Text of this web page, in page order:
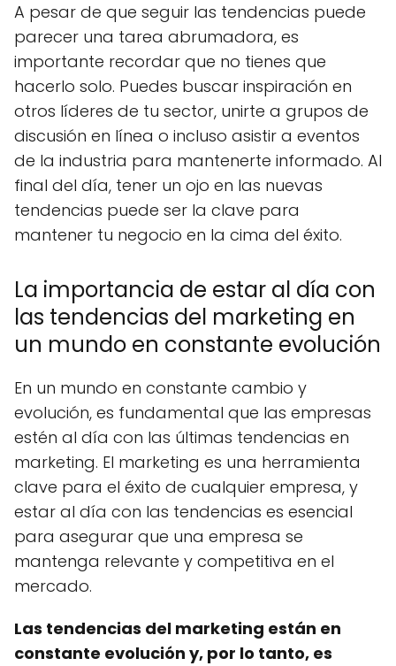
A pesar de que seguir las tendencias puede
parecer una tarea abrumadora, es
importante recordar que no tienes que
hacerlo solo. Puedes buscar inspiración en
otros líderes de tu sector, unirte a grupos de
discusión en línea o incluso asistir a eventos
de la industria para mantenerte informado. Al
final del día, tener un ojo en las nuevas
tendencias puede ser la clave para
mantener tu negocio en la cima del éxito.
La importancia de estar al día con
las tendencias del marketing en
un mundo en constante evolución
En un mundo en constante cambio y
evolución, es fundamental que las empresas
estén al día con las últimas tendencias en
marketing. El marketing es una herramienta
clave para el éxito de cualquier empresa, y
estar al día con las tendencias es esencial
para asegurar que una empresa se
mantenga relevante y competitiva en el
mercado.
Las tendencias del marketing están en
constante evolución y, por lo tanto, es